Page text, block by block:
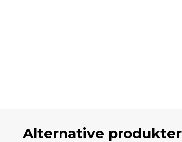
Alternative produkter